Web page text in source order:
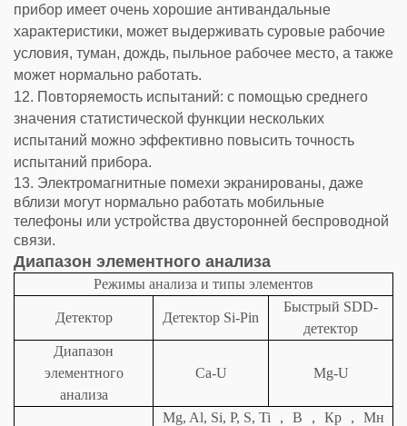
прибор имеет очень хорошие антивандальные
характеристики, может выдерживать суровые рабочие
условия, туман, дождь, пыльное рабочее место, а также
может нормально работать.
12. Повторяемость испытаний: с помощью среднего
значения статистической функции нескольких
испытаний можно эффективно повысить точность
испытаний прибора.
13. Электромагнитные помехи экранированы, даже
вблизи могут нормально работать мобильные
телефоны или устройства двусторонней беспроводной
связи.
Диапазон элементного анализа
Режимы анализа и типы элементов
Детектор Детектор Si-Pin
Быстрый SDD-
детектор
Диапазон
элементного
анализа
Ca-U Mg-U
Mg, Al, Si, P, S, Ti ， В ， Кр ， Мн